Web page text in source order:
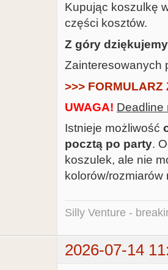
Kupując koszulkę
części kosztów.
Z góry dziękujemy
Zainteresowanych
>>> FORMULARZ
UWAGA! Deadline
Istnieje możliwość
pocztą po party.
koszulek, ale nie
kolorów/rozmiarów
Silly Venture -
2026-07-14